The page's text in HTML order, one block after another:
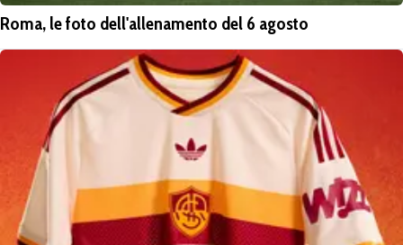
Roma, le foto dell'allenamento del 6 agosto